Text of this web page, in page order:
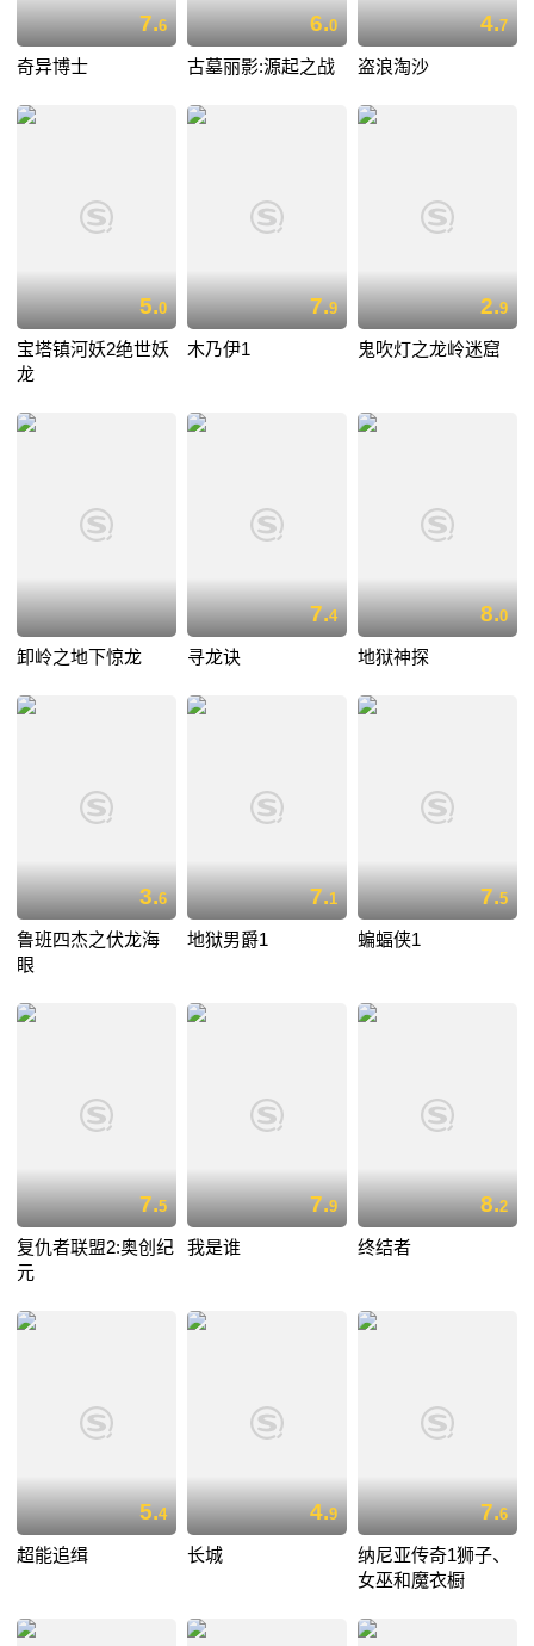
7.6
奇异博士
6.0
古墓丽影:源起之战
4.7
盗浪淘沙
5.0
宝塔镇河妖2绝世妖
龙
7.9
木乃伊1
2.9
鬼吹灯之龙岭迷窟
卸岭之地下惊龙
7.4
寻龙诀
8.0
地狱神探
3.6
鲁班四杰之伏龙海
眼
7.1
地狱男爵1
7.5
蝙蝠侠1
7.5
复仇者联盟2:奥创纪
元
7.9
我是谁
8.2
终结者
5.4
超能追缉
4.9
长城
7.6
纳尼亚传奇1狮子、
女巫和魔衣橱